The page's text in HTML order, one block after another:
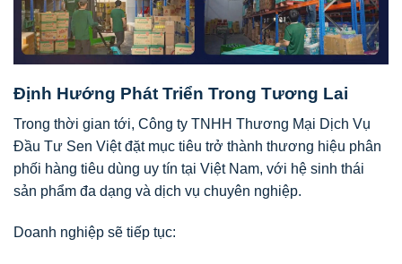
Định Hướng Phát Triển Trong Tương Lai
Trong thời gian tới, Công ty TNHH Thương Mại Dịch Vụ
Đầu Tư Sen Việt đặt mục tiêu trở thành thương hiệu phân
phối hàng tiêu dùng uy tín tại Việt Nam, với hệ sinh thái
sản phẩm đa dạng và dịch vụ chuyên nghiệp.
Doanh nghiệp sẽ tiếp tục: